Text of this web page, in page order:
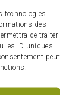
technologies
des
de traiter
les ID uniques
peut
semaine